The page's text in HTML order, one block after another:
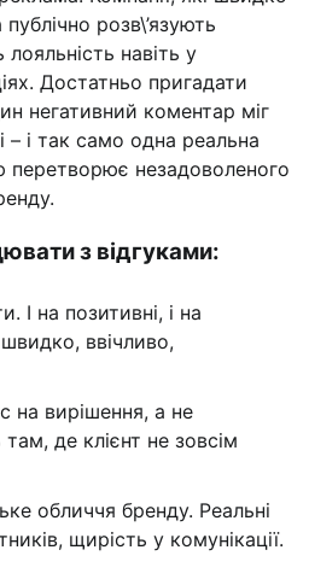
розв\’язують
навіть у
Достатньо пригадати
негативний коментар міг
і так само одна реальна
перетворює незадоволеного
з відгуками:
І на позитивні, і на
ввічливо,
на вирішення, а не
де клієнт не зовсім
обличчя бренду. Реальні
щирість у комунікації.